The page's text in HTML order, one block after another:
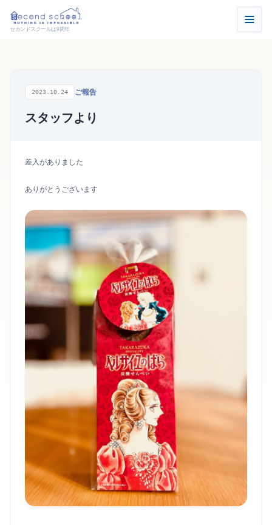
セカンドスクールは9周年
2023.10.24 ご報告
スタッフより
差入がありました
ありがとうございます